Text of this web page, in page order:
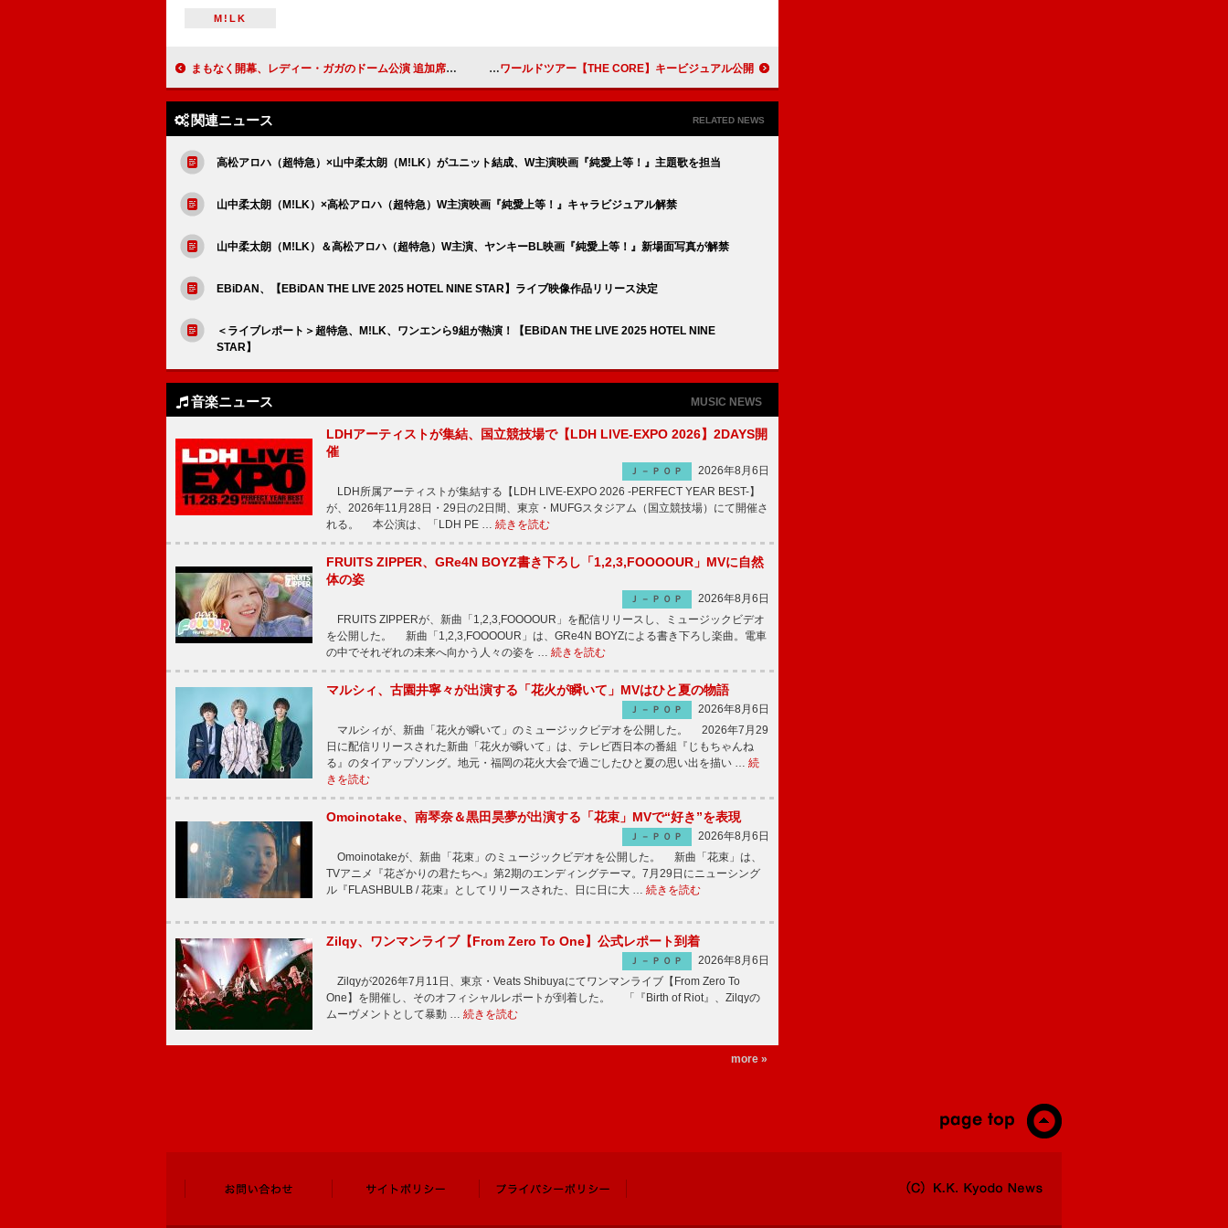
M!LK
まもなく開幕、レディー・ガガのドーム公演 追加席が販売に XG、ワールドツアー【THE CORE】キービジュアル公開
関連ニュース RELATED NEWS
高松アロハ（超特急）×山中柔太朗（M!LK）がユニット結成、W主演映画『純愛上等！』主題歌を担当
山中柔太朗（M!LK）×高松アロハ（超特急）W主演映画『純愛上等！』キャラビジュアル解禁
山中柔太朗（M!LK）＆高松アロハ（超特急）W主演、ヤンキーBL映画『純愛上等！』新場面写真が解禁
EBiDAN、【EBiDAN THE LIVE 2025 HOTEL NINE STAR】ライブ映像作品リリース決定
＜ライブレポート＞超特急、M!LK、ワンエンら9組が熱演！【EBiDAN THE LIVE 2025 HOTEL NINE
STAR】
音楽ニュース MUSIC NEWS
LDHアーティストが集結、国立競技場で【LDH LIVE-EXPO 2026】2DAYS開
催
Ｊ－ＰＯＰ
2026年8月6日
LDH所属アーティストが集結する【LDH LIVE-EXPO 2026 -PERFECT YEAR BEST-】
が、2026年11月28日・29日の2日間、東京・MUFGスタジアム（国立競技場）にて開催さ
れる。 本公演は、「LDH PE … 続きを読む
FRUITS ZIPPER、GRe4N BOYZ書き下ろし「1,2,3,FOOOOUR」MVに自然
体の姿
Ｊ－ＰＯＰ
2026年8月6日
FRUITS ZIPPERが、新曲「1,2,3,FOOOOUR」を配信リリースし、ミュージックビデオ
を公開した。 新曲「1,2,3,FOOOOUR」は、GRe4N BOYZによる書き下ろし楽曲。電車
の中でそれぞれの未来へ向かう人々の姿を … 続きを読む
マルシィ、古園井寧々が出演する「花火が瞬いて」MVはひと夏の物語
Ｊ－ＰＯＰ
2026年8月6日
マルシィが、新曲「花火が瞬いて」のミュージックビデオを公開した。 2026年7月29
日に配信リリースされた新曲「花火が瞬いて」は、テレビ西日本の番組『じもちゃんね
る』のタイアップソング。地元・福岡の花火大会で過ごしたひと夏の思い出を描い … 続
きを読む
Omoinotake、南琴奈＆黒田昊夢が出演する「花束」MVで“好き”を表現
Ｊ－ＰＯＰ
2026年8月6日
Omoinotakeが、新曲「花束」のミュージックビデオを公開した。 新曲「花束」は、
TVアニメ『花ざかりの君たちへ』第2期のエンディングテーマ。7月29日にニューシング
ル『FLASHBULB / 花束』としてリリースされた、日に日に大 … 続きを読む
Zilqy、ワンマンライブ【From Zero To One】公式レポート到着
Ｊ－ＰＯＰ
2026年8月6日
Zilqyが2026年7月11日、東京・Veats Shibuyaにてワンマンライブ【From Zero To
One】を開催し、そのオフィシャルレポートが到着した。 「『Birth of Riot』、Zilqyの
ムーヴメントとして暴動 … 続きを読む
more »